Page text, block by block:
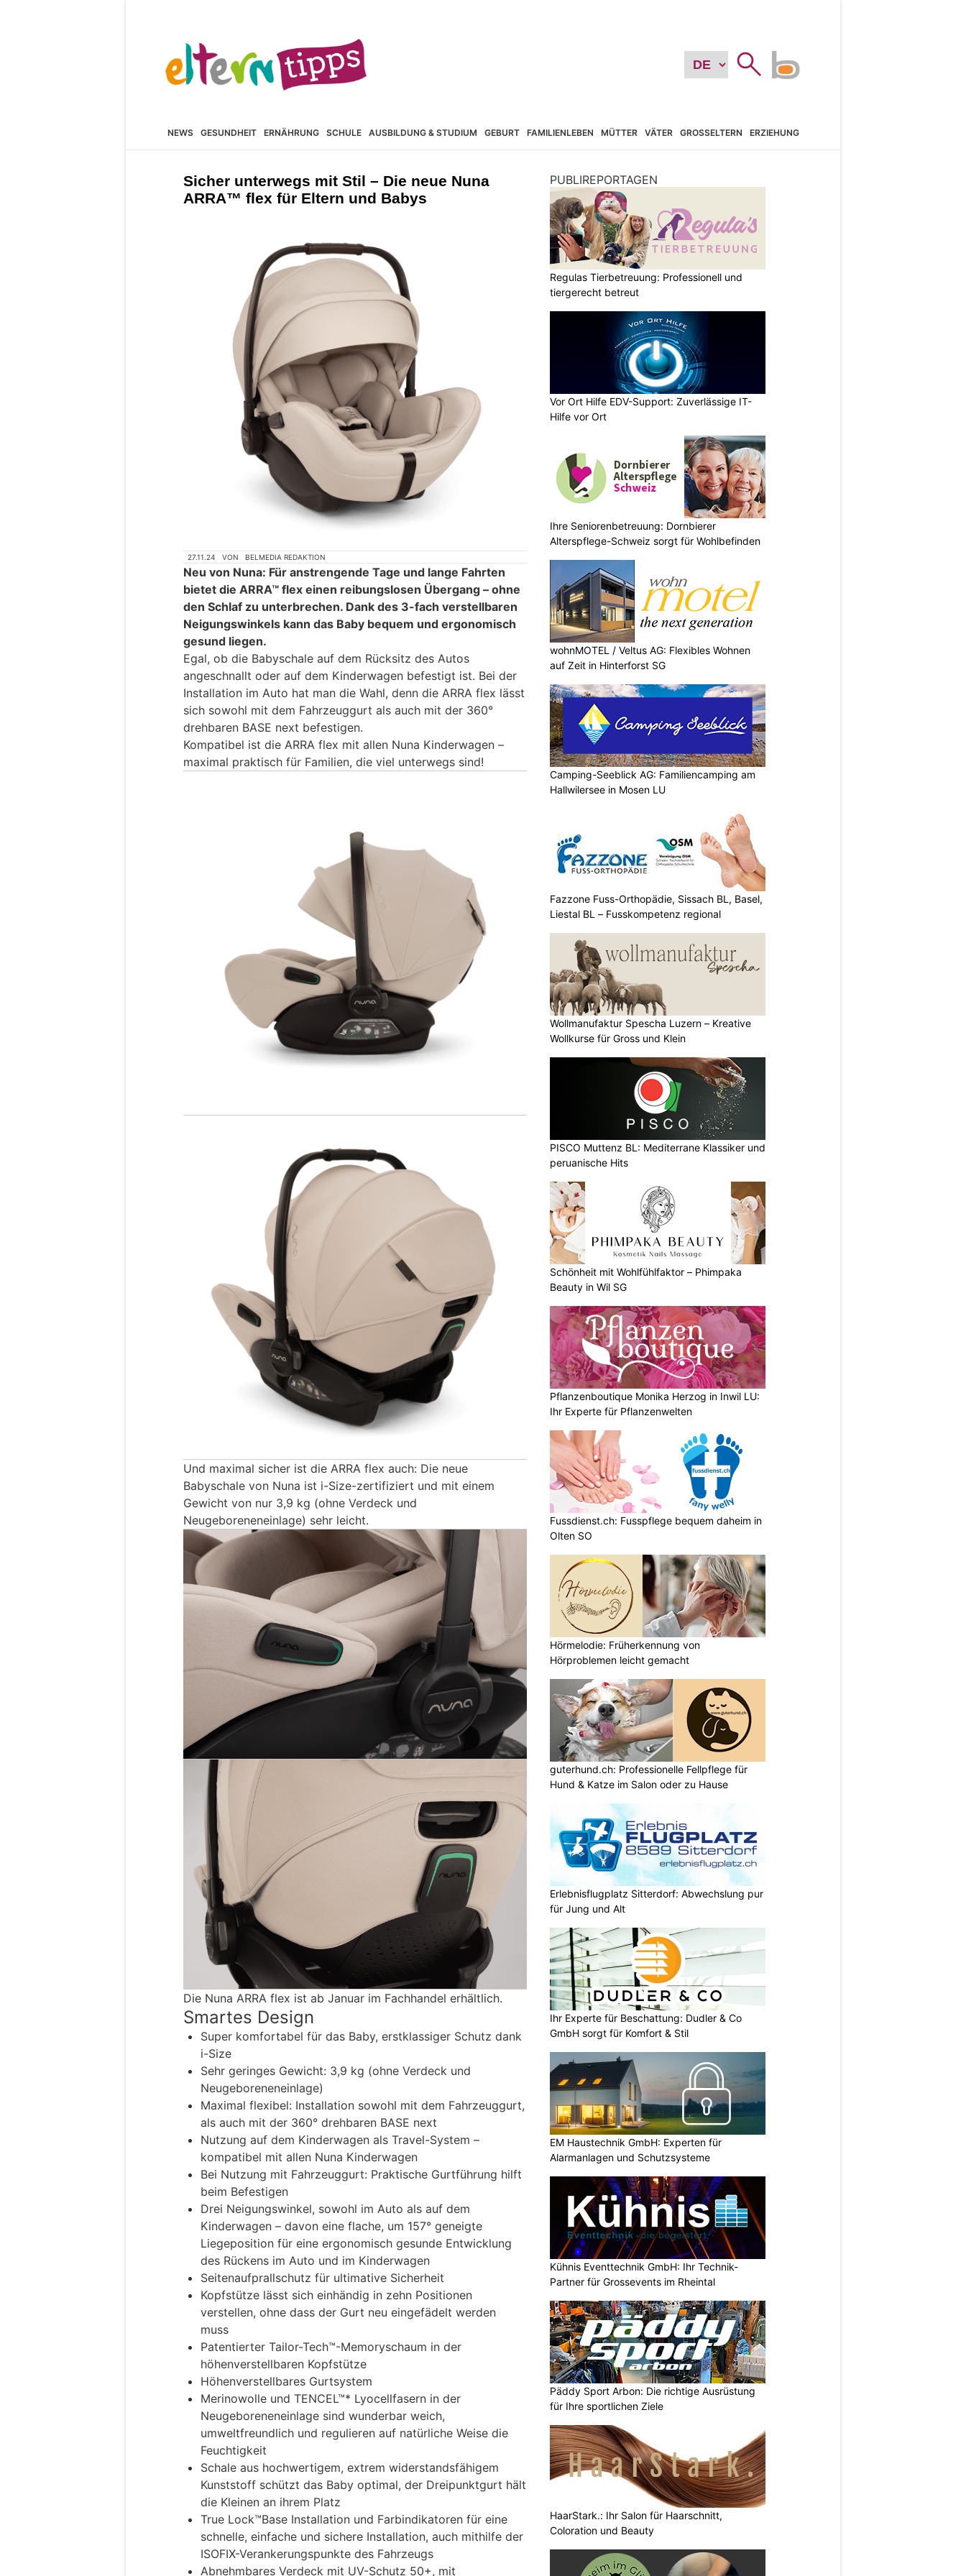
NEWS GESUNDHEIT ERNÄHRUNG SCHULE AUSBILDUNG & STUDIUM GEBURT FAMILIENLEBEN MÜTTER VÄTER GROSSELTERN ERZIEHUNG
Sicher unterwegs mit Stil – Die neue Nuna
ARRA™ flex für Eltern und Babys
27.11.24 VON BELMEDIA REDAKTION
Neu von Nuna: Für anstrengende Tage und lange Fahrten
bietet die ARRA™ flex einen reibungslosen Übergang – ohne
den Schlaf zu unterbrechen. Dank des 3-fach verstellbaren
Neigungswinkels kann das Baby bequem und ergonomisch
gesund liegen.
Egal, ob die Babyschale auf dem Rücksitz des Autos
angeschnallt oder auf dem Kinderwagen befestigt ist. Bei der
Installation im Auto hat man die Wahl, denn die ARRA flex lässt
sich sowohl mit dem Fahrzeuggurt als auch mit der 360°
drehbaren BASE next befestigen.
Kompatibel ist die ARRA flex mit allen Nuna Kinderwagen –
maximal praktisch für Familien, die viel unterwegs sind!
Und maximal sicher ist die ARRA flex auch: Die neue
Babyschale von Nuna ist i-Size-zertifiziert und mit einem
Gewicht von nur 3,9 kg (ohne Verdeck und
Neugeboreneneinlage) sehr leicht.
Die Nuna ARRA flex ist ab Januar im Fachhandel erhältlich.
Smartes Design
Super komfortabel für das Baby, erstklassiger Schutz dank
i-Size
Sehr geringes Gewicht: 3,9 kg (ohne Verdeck und
Neugeboreneneinlage)
Maximal flexibel: Installation sowohl mit dem Fahrzeuggurt,
als auch mit der 360° drehbaren BASE next
Nutzung auf dem Kinderwagen als Travel-System –
kompatibel mit allen Nuna Kinderwagen
Bei Nutzung mit Fahrzeuggurt: Praktische Gurtführung hilft
beim Befestigen
Drei Neigungswinkel, sowohl im Auto als auf dem
Kinderwagen – davon eine flache, um 157° geneigte
Liegeposition für eine ergonomisch gesunde Entwicklung
des Rückens im Auto und im Kinderwagen
Seitenaufprallschutz für ultimative Sicherheit
Kopfstütze lässt sich einhändig in zehn Positionen
verstellen, ohne dass der Gurt neu eingefädelt werden
muss
Patentierter Tailor-Tech™-Memoryschaum in der
höhenverstellbaren Kopfstütze
Höhenverstellbares Gurtsystem
Merinowolle und TENCEL™* Lyocellfasern in der
Neugeboreneneinlage sind wunderbar weich,
umweltfreundlich und regulieren auf natürliche Weise die
Feuchtigkeit
Schale aus hochwertigem, extrem widerstandsfähigem
Kunststoff schützt das Baby optimal, der Dreipunktgurt hält
die Kleinen an ihrem Platz
True Lock™Base Installation und Farbindikatoren für eine
schnelle, einfache und sichere Installation, auch mithilfe der
ISOFIX-Verankerungspunkte des Fahrzeugs
Abnehmbares Verdeck mit UV-Schutz 50+, mit
PUBLIREPORTAGEN
Regulas Tierbetreuung: Professionell und
tiergerecht betreut
Vor Ort Hilfe EDV-Support: Zuverlässige IT-
Hilfe vor Ort
Ihre Seniorenbetreuung: Dornbierer
Alterspflege-Schweiz sorgt für Wohlbefinden
wohnMOTEL / Veltus AG: Flexibles Wohnen
auf Zeit in Hinterforst SG
Camping-Seeblick AG: Familiencamping am
Hallwilersee in Mosen LU
Fazzone Fuss-Orthopädie, Sissach BL, Basel,
Liestal BL – Fusskompetenz regional
Wollmanufaktur Spescha Luzern – Kreative
Wollkurse für Gross und Klein
PISCO Muttenz BL: Mediterrane Klassiker und
peruanische Hits
Schönheit mit Wohlfühlfaktor – Phimpaka
Beauty in Wil SG
Pflanzenboutique Monika Herzog in Inwil LU:
Ihr Experte für Pflanzenwelten
Fussdienst.ch: Fusspflege bequem daheim in
Olten SO
Hörmelodie: Früherkennung von
Hörproblemen leicht gemacht
guterhund.ch: Professionelle Fellpflege für
Hund & Katze im Salon oder zu Hause
Erlebnisflugplatz Sitterdorf: Abwechslung pur
für Jung und Alt
Ihr Experte für Beschattung: Dudler & Co
GmbH sorgt für Komfort & Stil
EM Haustechnik GmbH: Experten für
Alarmanlagen und Schutzsysteme
Kühnis Eventtechnik GmbH: Ihr Technik-
Partner für Grossevents im Rheintal
Päddy Sport Arbon: Die richtige Ausrüstung
für Ihre sportlichen Ziele
HaarStark.: Ihr Salon für Haarschnitt,
Coloration und Beauty